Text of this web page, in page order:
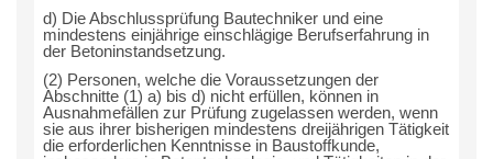
d) Die Abschlussprüfung Bautechniker und eine
mindestens einjährige einschlägige Berufserfahrung in
der Betoninstandsetzung.
(2) Personen, welche die Voraussetzungen der
Abschnitte (1) a) bis d) nicht erfüllen, können in
Ausnahmefällen zur Prüfung zugelassen werden, wenn
sie aus ihrer bisherigen mindestens dreijährigen Tätigkeit
die erforderlichen Kenntnisse in Baustoffkunde,